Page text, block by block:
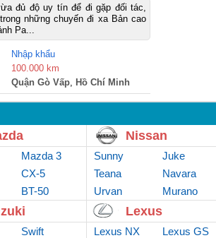
đủ độ uy tín để đi gặp đối tác,
những chuyến đi xa Bản cao
Pa...
Nhập khẩu
100.000 km
Quận Gò Vấp, Hồ Chí Minh
Mazda 3
CX-5
BT-50
Nissan
Sunny
Juke
Teana
Navara
Urvan
Murano
Swift
Lexus
Lexus NX
Lexus GS